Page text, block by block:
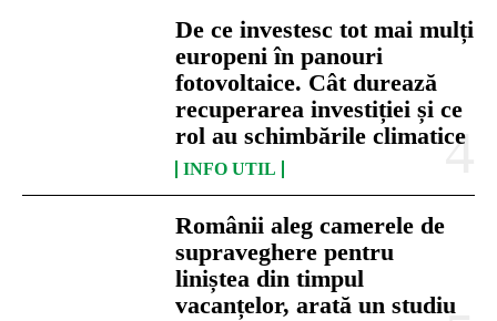
De ce investesc tot mai mulți
europeni în panouri
fotovoltaice. Cât durează
recuperarea investiției și ce
rol au schimbările climatice
INFO UTIL
Românii aleg camerele de
supraveghere pentru
liniștea din timpul
vacanțelor, arată un studiu